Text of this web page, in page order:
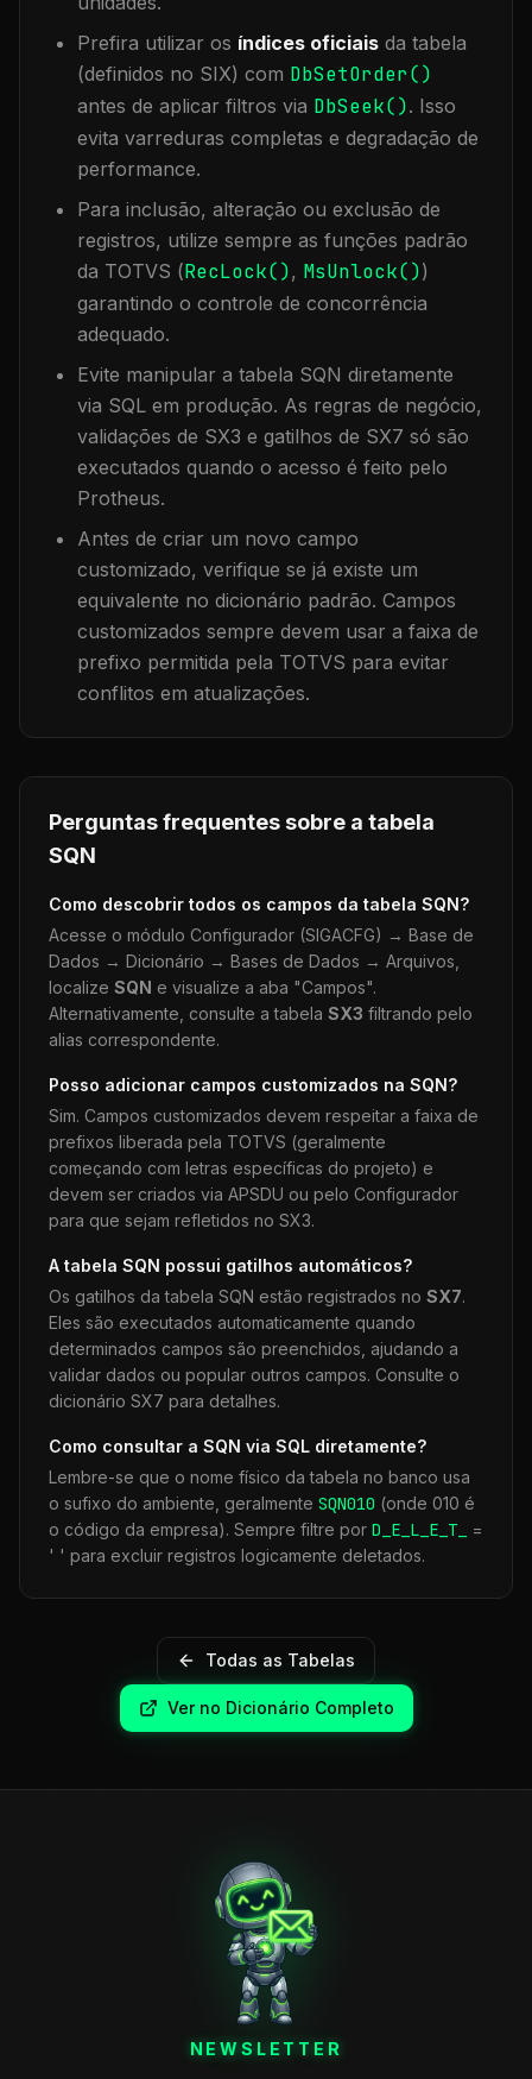
Prefira utilizar os índices oficiais da tabela
(definidos no SIX) com DbSetOrder()
antes de aplicar filtros via DbSeek(). Isso
evita varreduras completas e degradação de
performance.
Para inclusão, alteração ou exclusão de
registros, utilize sempre as funções padrão
da TOTVS (RecLock(), MsUnlock())
garantindo o controle de concorrência
adequado.
Evite manipular a tabela SQN diretamente
via SQL em produção. As regras de negócio,
validações de SX3 e gatilhos de SX7 só são
executados quando o acesso é feito pelo
Protheus.
Antes de criar um novo campo
customizado, verifique se já existe um
equivalente no dicionário padrão. Campos
customizados sempre devem usar a faixa de
prefixo permitida pela TOTVS para evitar
conflitos em atualizações.
Perguntas frequentes sobre a tabela
SQN
Como descobrir todos os campos da tabela SQN?
Acesse o módulo Configurador (SIGACFG) → Base de
Dados → Dicionário → Bases de Dados → Arquivos,
localize SQN e visualize a aba "Campos".
Alternativamente, consulte a tabela SX3 filtrando pelo
alias correspondente.
Posso adicionar campos customizados na SQN?
Sim. Campos customizados devem respeitar a faixa de
prefixos liberada pela TOTVS (geralmente
começando com letras específicas do projeto) e
devem ser criados via APSDU ou pelo Configurador
para que sejam refletidos no SX3.
A tabela SQN possui gatilhos automáticos?
Os gatilhos da tabela SQN estão registrados no SX7.
Eles são executados automaticamente quando
determinados campos são preenchidos, ajudando a
validar dados ou popular outros campos. Consulte o
dicionário SX7 para detalhes.
Como consultar a SQN via SQL diretamente?
Lembre-se que o nome físico da tabela no banco usa
o sufixo do ambiente, geralmente SQN010 (onde 010 é
o código da empresa). Sempre filtre por D_E_L_E_T_
=
' ' para excluir registros logicamente deletados.
Todas as Tabelas
Ver no Dicionário Completo
NEWSLETTER